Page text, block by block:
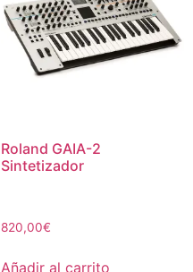
Roland GAIA-2
Sintetizador
820,00€
Añadir al carrito